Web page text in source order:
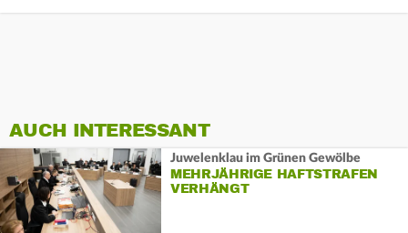
AUCH INTERESSANT
Juwelenklau im Grünen Gewölbe
MEHRJÄHRIGE HAFTSTRAFEN
VERHÄNGT